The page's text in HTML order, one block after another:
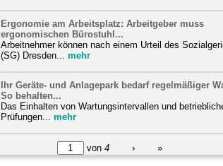
Ergonomie am Arbeitsplatz: Arbeitgeber muss
ergonomischen Bürostuhl...
Arbeitnehmer können nach einem Urteil des
(SG) Dresden... mehr
Ihr Geräte- und Anlagepark bedarf regelmäßiger
So behalten...
Das Einhalten von Wartungsintervallen und
Prüfungen... mehr
von 4 › »